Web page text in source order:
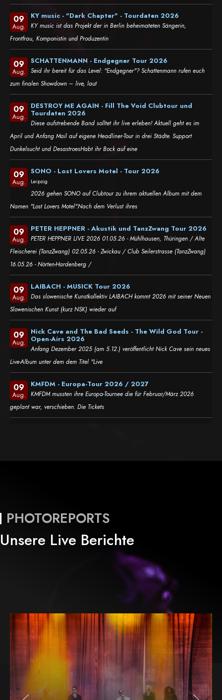
09
Aug.
KY music - "Dark Chapter" - Tourdaten 2026
KY music ist das Projekt der in Berlin beheimateten Sängerin,
Frontfrau, Komponistin und Produzentin
09
Aug.
SCHATTENMANN - Endgegner Tour 2026
Seid ihr bereit für das Level: "Endgegner"? Schattenmann rufen euch
zum finalen Showdown – live, laut
09
Aug.
DESTROY ME AGAIN - Fill The Void Clubtour und
Tourdaten 2026
Diese aufstrebende Band solltet ihr live erleben! Aktuell geht es im
April und Anfang Mail auf eigene Headliner-Tour in drei Städte. Support
Dunkelsucht und DesastroesHabt ihr Bock auf eine
09
Aug.
SONO - Lost Lovers Motel - Tour 2026
Leipzig
2026 gehen SONO auf Clubtour zu ihrem aktuellen Album mit dem
Namen "Lost Lovers Motel".Nach dem Verlust ihres
09
Aug.
PETER HEPPNER - Akustik und TanzZwang Tour 2026
PETER HEPPNER LIVE 2026 01.05.26 - Mühlhausen, Thüringen / Alte
Fleischerei (TanzZwang) 02.05.26 - Zwickau / Club Seilerstrasse (TanzZwang)
16.05.26 - Nörten-Hardenberg /
09
Aug.
LAIBACH - MUSICK Tour 2026
Das slowenische Kunstkollektiv LAIBACH kommt 2026 mit seiner Neuen
Slowenischen Kunst (kurz NSK) wieder auf
09
Aug.
Nick Cave and The Bad Seeds - The Wild God Tour -
Open-Airs 2026
Anfang Dezember 2025 (am 5.12.) veröffentlicht Nick Cave sein neues
Live-Album unter dem dem Titel "Live
09
Aug.
KMFDM - Europa-Tour 2026 / 2027
KMFDM mussten ihre Europa-Tournee die für Februar/März 2026
geplant war, verschieben. Die Tickets
PHOTOREPORTS
Unsere Live Berichte